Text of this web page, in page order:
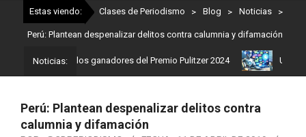
Estas viendo: Clases de Periodismo > Blog > Noticias >
Perú: Plantean despenalizar delitos contra calumnia y difamación
Noticias:
Estos son los ganadores del Premio Pulitzer 2024 Usuarios
Perú: Plantean despenalizar delitos contra
calumnia y difamación